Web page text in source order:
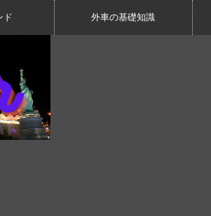
ド 外車の基礎知識